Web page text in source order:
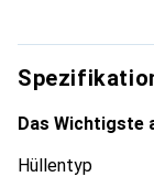
die Marke
anspruchsvolle
Das Wichtigste
Hüllentyp